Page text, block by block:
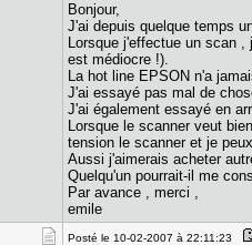
Bonjour,
J'ai depuis quelque temps
Lorsque j'effectue un scan
est médiocre !).
La hot line EPSON n'a
J'ai essayé pas mal de
J'ai également essayé en
Lorsque le scanner veut
tension le scanner et je
Aussi j'aimerais acheter
Quelqu'un pourrait-il me
Par avance , merci ,
emile
Posté le 10-02-2007 à 22:11:23